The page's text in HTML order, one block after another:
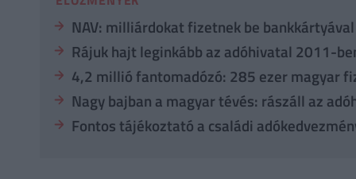
NAV: milliárdokat fizetnek be
Rájuk hajt leginkább az adóhivatal 2011-
4,2 millió fantomadózó: 285 ezer magyar
Nagy bajban a magyar tévés: rászáll az
Fontos tájékoztató a családi